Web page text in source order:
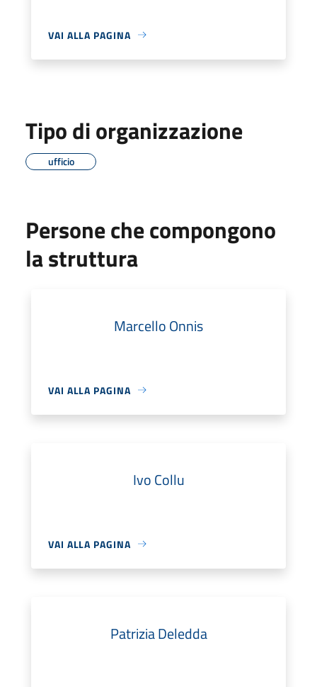
VAI ALLA PAGINA
Tipo di organizzazione
ufficio
Persone che compongono
la struttura
Marcello Onnis
VAI ALLA PAGINA
Ivo Collu
VAI ALLA PAGINA
Patrizia Deledda